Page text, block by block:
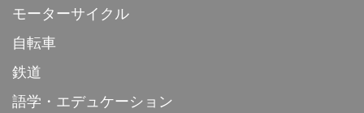
モーターサイクル
自転車
鉄道
語学・エデュケーション